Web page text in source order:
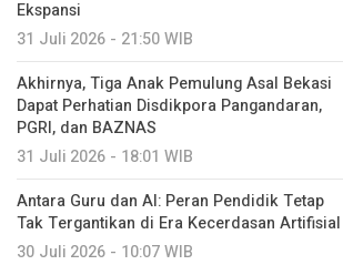
Ekspansi
31 Juli 2026 - 21:50 WIB
Akhirnya, Tiga Anak Pemulung Asal Bekasi
Dapat Perhatian Disdikpora Pangandaran,
PGRI, dan BAZNAS
31 Juli 2026 - 18:01 WIB
Antara Guru dan AI: Peran Pendidik Tetap
Tak Tergantikan di Era Kecerdasan Artifisial
30 Juli 2026 - 10:07 WIB